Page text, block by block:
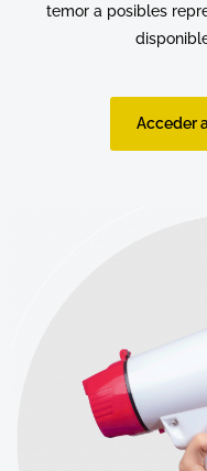
temor a posibles
Acceder